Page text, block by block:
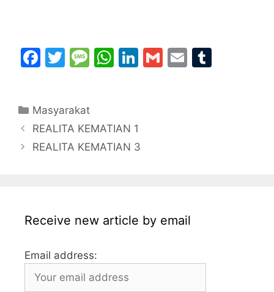
F
e
b
o
T
er
M
s
a
g
W
A
p
Li
n
G
E
Categories
Masyarakat
REALITA KEMATIAN 1
REALITA KEMATIAN 3
Receive new article by email
Email address: